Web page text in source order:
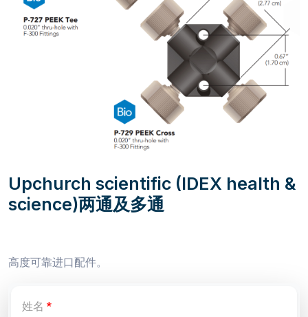
Upchurch scientific (IDEX health &
science)两通及多通
高度可靠进口配件。
姓名 *